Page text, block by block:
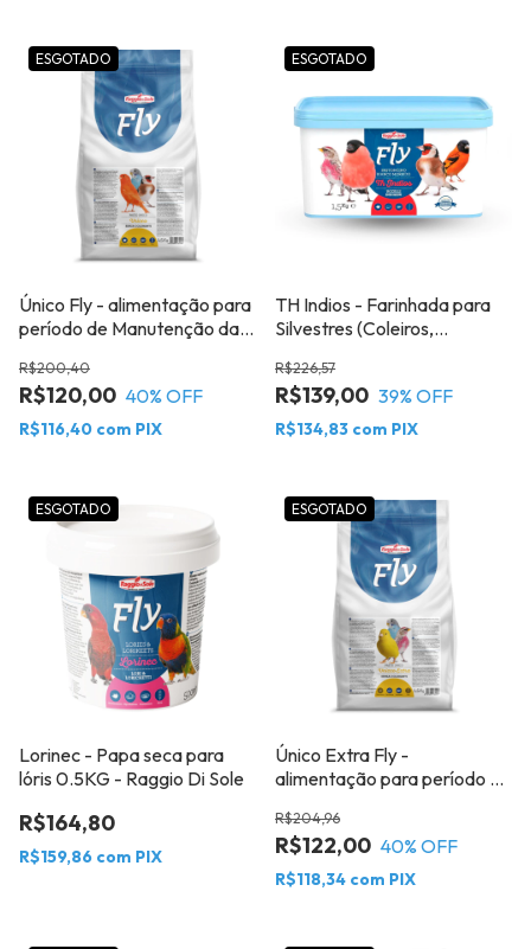
ESGOTADO
Único Fly - alimentação para
período de Manutenção das
e médio porte 1,5Kg Raggio
di sole
R$120,00
R$200,40
40% OFF
R$116,40 com PIX
ESGOTADO
TH Indios - Farinhada para
Silvestres (Coleiros,
outros) - Raggio Di Sole
R$139,00
R$226,57
39% OFF
R$134,83 com PIX
ESGOTADO
Lorinec - Papa seca para
lóris 0.5KG - Raggio Di Sole
R$164,80
R$159,86 com PIX
ESGOTADO
Único Extra Fly -
alimentação para período de
granívoras de pequeno e
médio porte 1,5Kg Raggio di
sole
R$122,00
R$204,96
40% OFF
R$118,34 com PIX